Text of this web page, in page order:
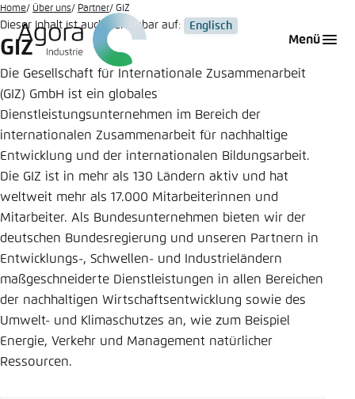
Zum
Hauptinhalt
gehen
Menü
Home Über uns Partner GIZ
Dieser Inhalt ist auch verfügbar auf: Englisch
GIZ
Die Gesellschaft für Internationale Zusammenarbeit
(GIZ) GmbH ist ein globales
Dienstleistungsunternehmen im Bereich der
internationalen Zusammenarbeit für nachhaltige
Entwicklung und der internationalen Bildungsarbeit.
Die GIZ ist in mehr als 130 Ländern aktiv und hat
weltweit mehr als 17.000 Mitarbeiterinnen und
Mitarbeiter. Als Bundesunternehmen bieten wir der
deutschen Bundesregierung und unseren Partnern in
Entwicklungs-, Schwellen- und Industrieländern
maßgeschneiderte Dienstleistungen in allen Bereichen
der nachhaltigen Wirtschaftsentwicklung sowie des
Umwelt- und Klimaschutzes an, wie zum Beispiel
Energie, Verkehr und Management natürlicher
Ressourcen.
Login
Melden Sie sich an um ..., ... und ... zu verwalten.
Benutzername*
Passwort* Passwort vergessen?
Anmelden
Noch kein Benutzerkonto?
Abbrechen
Sprache auswählen
Englisch
Deutsch
Agora Think Tanks
Erscheinungsbild der Webseite
Diese Webseite passt ihr Farbschema basierend
welches Farbschema Sie für diese Webseite
verwenden möchten.
Close
Hell
Automatisch